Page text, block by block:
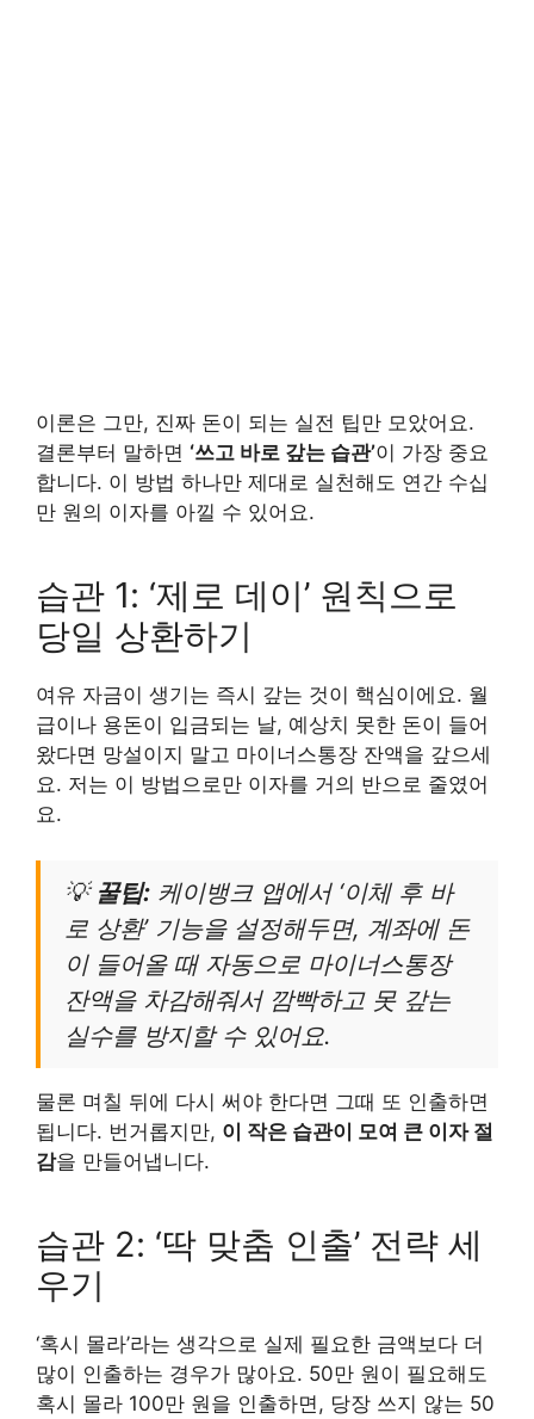
이론은 그만, 진짜 돈이 되는 실전 팁만 모았어요.
결론부터 말하면 ‘쓰고 바로 갚는 습관’이 가장 중요
합니다. 이 방법 하나만 제대로 실천해도 연간 수십
만 원의 이자를 아낄 수 있어요.
습관 1: ‘제로 데이’ 원칙으로
당일 상환하기
여유 자금이 생기는 즉시 갚는 것이 핵심이에요. 월
급이나 용돈이 입금되는 날, 예상치 못한 돈이 들어
왔다면 망설이지 말고 마이너스통장 잔액을 갚으세
요. 저는 이 방법으로만 이자를 거의 반으로 줄였어
요.
💡 꿀팁: 케이뱅크 앱에서 ‘이체 후 바
로 상환’ 기능을 설정해두면, 계좌에 돈
이 들어올 때 자동으로 마이너스통장
잔액을 차감해줘서 깜빡하고 못 갚는
실수를 방지할 수 있어요.
물론 며칠 뒤에 다시 써야 한다면 그때 또 인출하면
됩니다. 번거롭지만, 이 작은 습관이 모여 큰 이자 절
감을 만들어냅니다.
습관 2: ‘딱 맞춤 인출’ 전략 세
우기
‘혹시 몰라’라는 생각으로 실제 필요한 금액보다 더
많이 인출하는 경우가 많아요. 50만 원이 필요해도
혹시 몰라 100만 원을 인출하면, 당장 쓰지 않는 50